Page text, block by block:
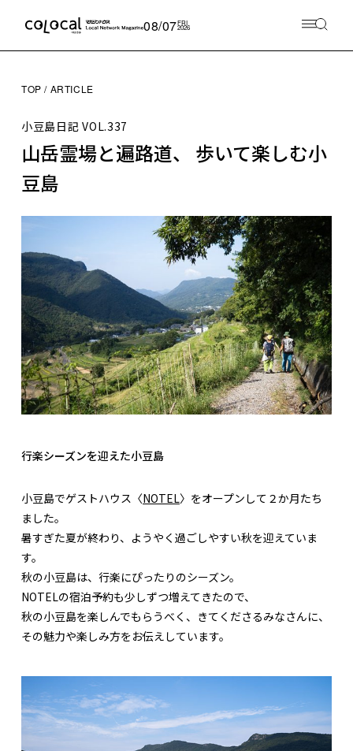
08/07FRI
2026
TOP ARTICLE
小豆島日記VOL.337
山岳霊場と遍路道、 歩いて楽しむ小
豆島
行楽シーズンを迎えた小豆島
小豆島でゲストハウス〈NOTEL〉をオープンして２か月たち
ました。
暑すぎた夏が終わり、ようやく過ごしやすい秋を迎えていま
す。
秋の小豆島は、行楽にぴったりのシーズン。
NOTELの宿泊予約も少しずつ増えてきたので、
秋の小豆島を楽しんでもらうべく、きてくださるみなさんに、
その魅力や楽しみ方をお伝えしています。